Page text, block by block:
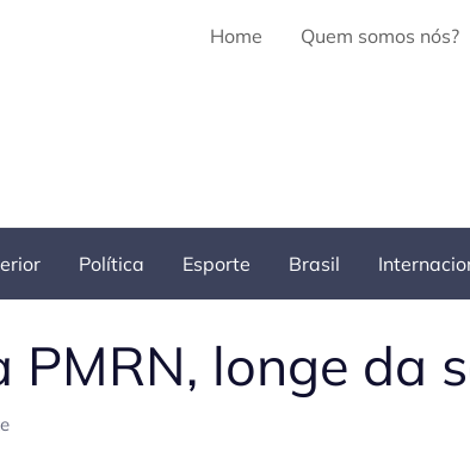
Home Quem somos nós?
Política Esporte Brasil
longe da